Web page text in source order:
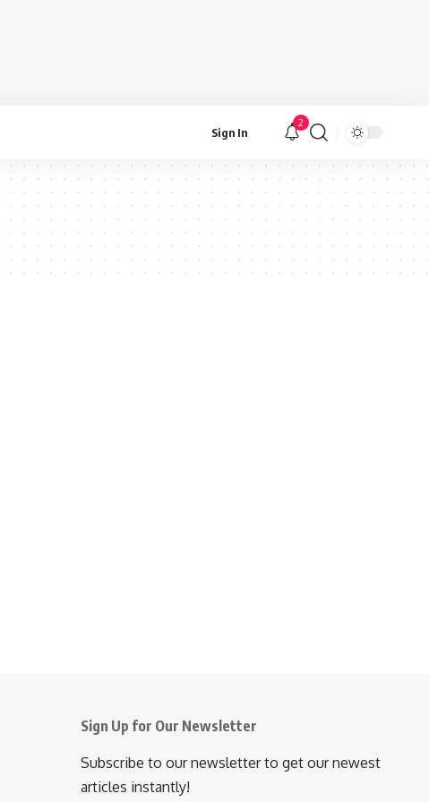
Sign In
2
Sign Up for Our Newsletter
Subscribe to our newsletter to get our newest
articles instantly!